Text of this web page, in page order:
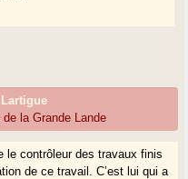
de la Grande Lande
le contrôleur des travaux finis
de ce travail. C’est lui qui a